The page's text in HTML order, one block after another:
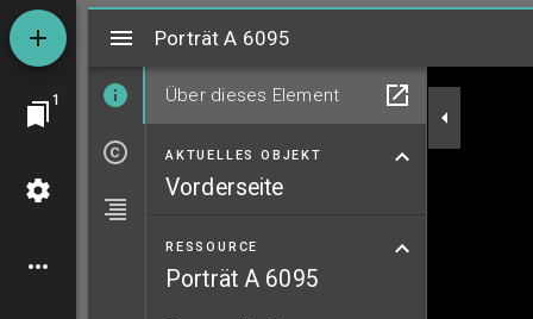
1
MiradorPorträt A 6095
Über dieses Element
AKTUELLES OBJEKT
Vorderseite
RESSOURCE
Porträt A 6095
Porträt A 6095